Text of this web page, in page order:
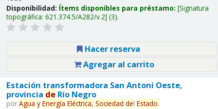
Disponibilidad: Ítems disponibles para préstamo: Signatura
topográfica: 621.374.5/A282/v.2 (3).
Hacer reserva
Agregar al carrito
Estación transformadora San Antoni Oeste,
provincia deRío Negro
por Agua y Energía Eléctrica, Sociedad del Estado.